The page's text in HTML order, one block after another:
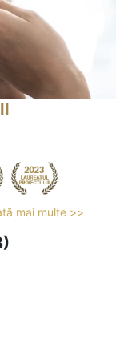
mai multe >>